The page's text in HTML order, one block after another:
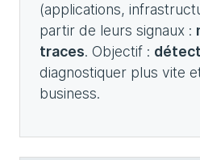
(applications,
partir de leurs signaux :
traces. Objectif :
diagnostiquer plus vite
business.